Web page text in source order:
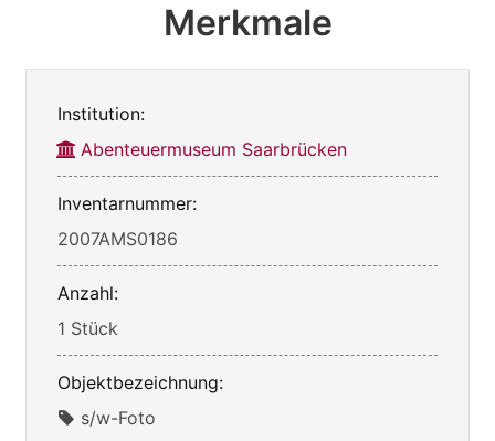
Merkmale
Institution:
Abenteuermuseum Saarbrücken
Inventarnummer:
2007AMS0186
Anzahl:
1 Stück
Objektbezeichnung:
s/w-Foto